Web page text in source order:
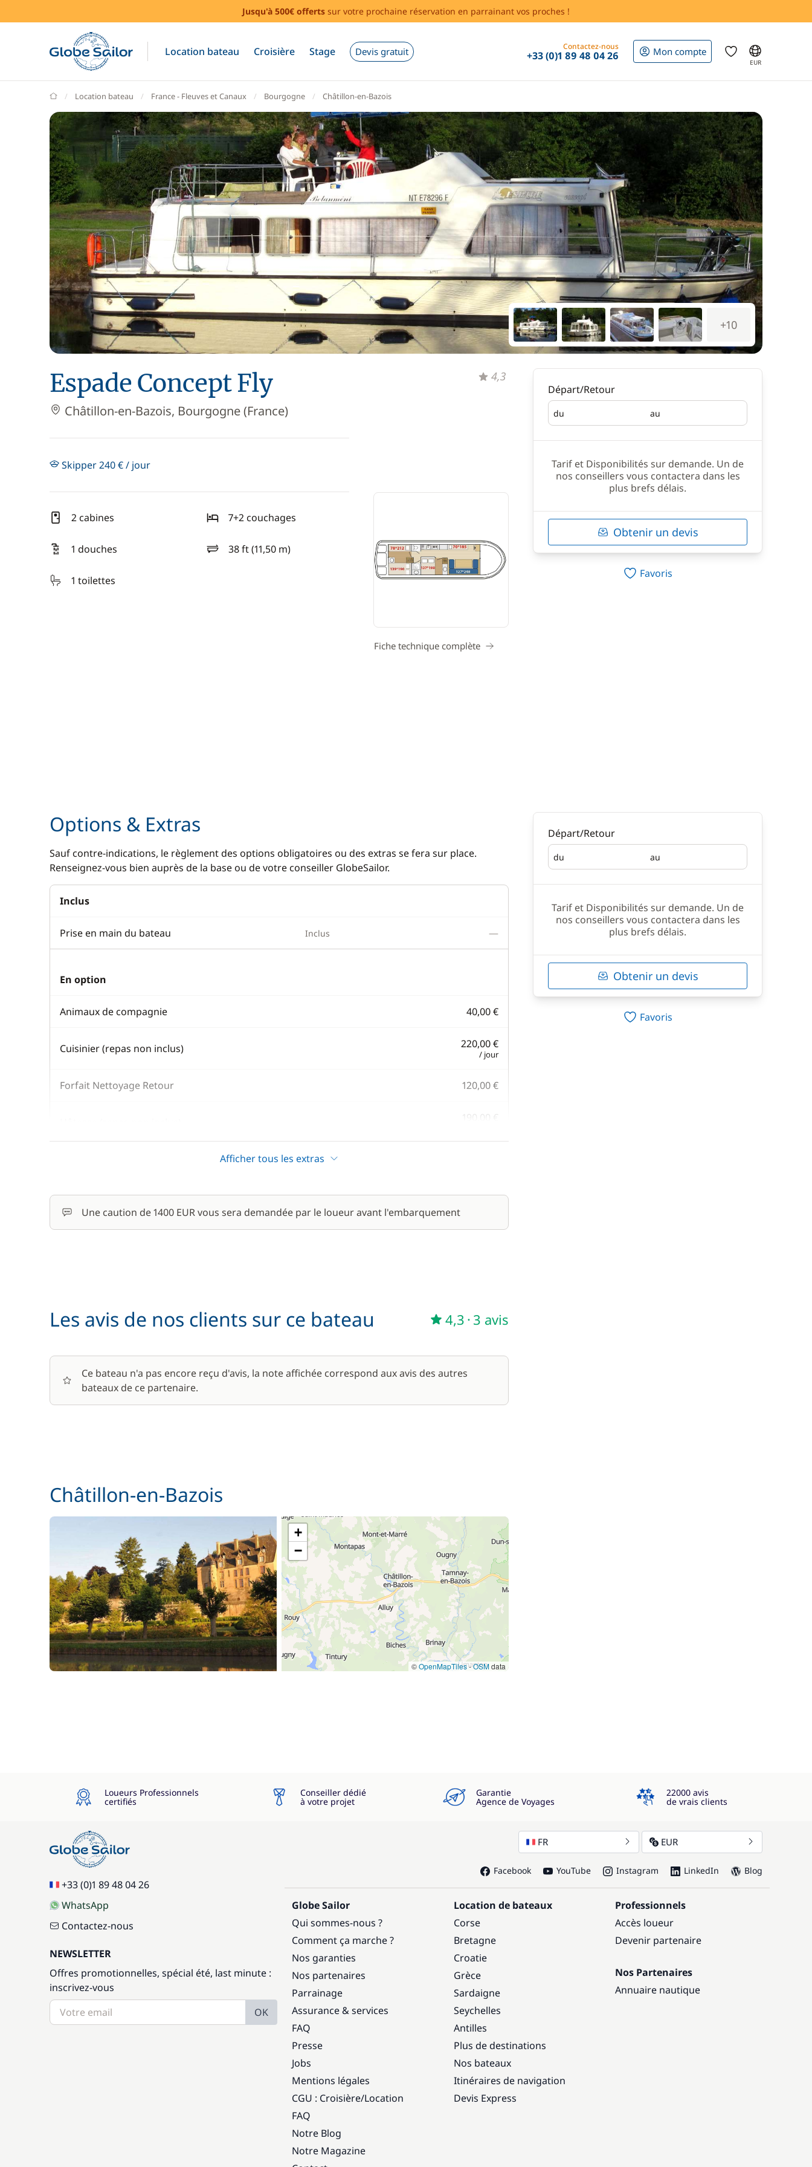
Jusqu'à 500€ offerts sur votre prochaine réservation en parrainant vos proches !
Location bateau Croisière Stage Devis gratuit Contactez-nous
+33 (0)1 89 48 04 26 Mon compte
EUR
GlobeSailor
Location bateau France - Fleuves et Canaux Bourgogne Châtillon-en-Bazois
+10
Espade Concept Fly
Châtillon-en-Bazois, Bourgogne (France)
4,3
Skipper 240 € / jour
2 cabines 7+2 couchages
1 douches 38 ft (11,50 m)
longueur
1 toilettes
Fiche technique complète
Départ/Retour
du
Départ au
Retour
Tarif et Disponibilités sur demande. Un de
nos conseillers vous contactera dans les
plus brefs délais.
Obtenir un devis
Favoris
Options & Extras
Sauf contre-indications, le règlement des options obligatoires ou des extras se fera sur place.
Renseignez-vous bien auprès de la base ou de votre conseiller GlobeSailor.
Inclus
Prise en main du bateau Inclus —
En option
Animaux de compagnie 40,00 €
Cuisinier (repas non inclus) 220,00 €
/ jour
Forfait Nettoyage Retour 120,00 €
190,00 €
Parking Voitures
Afficher tous les extras
Une caution de 1400 EUR vous sera demandée par le loueur avant l'embarquement
Les avis de nos clients sur ce bateau 4,3 · 3 avis
Ce bateau n'a pas encore reçu d'avis, la note affichée correspond aux avis des autres
bateaux de ce partenaire.
Châtillon-en-Bazois
+
−
©OpenMapTiles-OSMdata
Départ/Retour
du
Départ au
Retour
Tarif et Disponibilités sur demande. Un de
nos conseillers vous contactera dans les
plus brefs délais.
Obtenir un devis
Favoris
Loueurs Professionnels
certifiés
Conseiller dédié
à votre projet
Garantie
Agence de Voyages
4.3
22000 avis
de vrais clients
+33 (0)1 89 48 04 26
WhatsApp
Contactez-nous
NEWSLETTER
Offres promotionnelles, spécial été, last minute :
inscrivez-vous
OK
FR EUR
Facebook YouTube Instagram LinkedIn Blog
Globe Sailor
Qui sommes-nous ?
Comment ça marche ?
Nos garanties
Nos partenaires
Parrainage
Assurance & services
FAQ
Presse
Jobs
Mentions légales
CGU : Croisière/Location
FAQ
Notre Blog
Notre Magazine
Location de bateaux
Corse
Bretagne
Croatie
Grèce
Sardaigne
Seychelles
Antilles
Plus de destinations
Nos bateaux
Itinéraires de navigation
Devis Express
Professionnels
Accès loueur
Devenir partenaire
Nos Partenaires
Annuaire nautique